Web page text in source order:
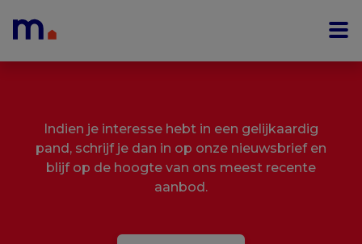
Indien je interesse hebt in een gelijkaardig
pand, schrijf je dan in op onze nieuwsbrief en
blijf op de hoogte van ons meest recente
aanbod.